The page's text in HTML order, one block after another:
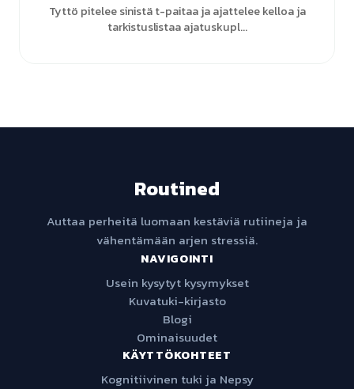
Tyttö pitelee sinistä t-paitaa ja ajattelee kelloa ja
tarkistuslistaa ajatuskupl...
Routined
Auttaa perheitä luomaan kestäviä rutiineja ja
vähentämään arjen stressiä.
NAVIGOINTI
Usein kysytyt kysymykset
Kuvatuki-kirjasto
Blogi
Ominaisuudet
KÄYTTÖKOHTEET
Kognitiivinen tuki ja Nepsy